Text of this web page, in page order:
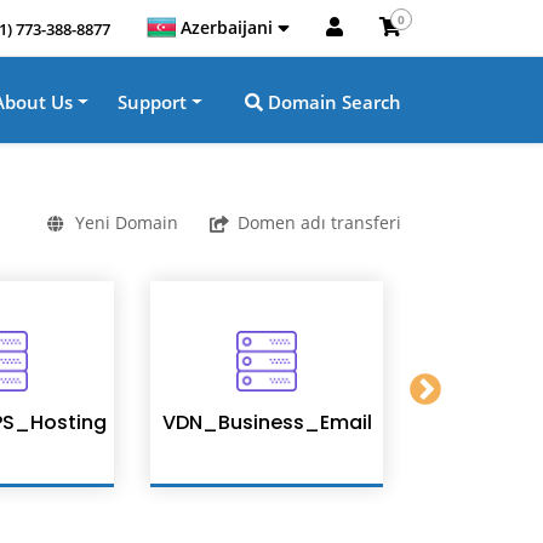
773-388-8877 Azerbaijani 0
Us Support Domain Search
Yeni Domain Domen adı transferi
VDN_Business_Email